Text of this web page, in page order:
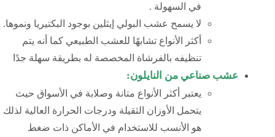
في السهولة .
لا يسمح عشب البولي إيثلين بوجود البكتيريا ونموها.
أكثر الأنواع تشابهًا للعشب الطبيعي كما أنه يتم
تنظيفه بالفرشاة المخصصة له بطريقة سهلة جدًا
عشب صناعي من النايلون:
يعتبر أكثر الأنواع متانة وصلابة في الأسواق حيث
يتحمل الأوزان الثقيلة ودرجات الحرارة العالية لذلك
هو الأنسب للاستخدام في الأماكن ذات ضغط